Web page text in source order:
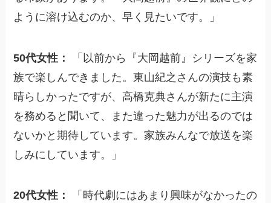
ように溶け込むのか、早く見たいです。」
50代女性：
「以前から『大岡越前』シリーズを家
族で楽しんできました。東山紀之さんの演技も素
晴らしかったですが、高橋克典さんが新たに主演
を務めると聞いて、また違った魅力が出るのでは
ないかと期待しています。家族みんなで放送を楽
しみにしています。」
20代女性：
「時代劇にはあまり興味がなかったの